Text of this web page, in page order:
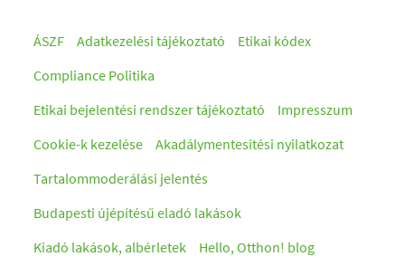
ÁSZF Adatkezelési tájékoztató
Etikai kódex
Compliance Politika
Etikai bejelentési rendszer tájékoztató
Impresszum
Cookie-k kezelése
Akadálymentesítési nyilatkozat
Tartalommoderálási jelentés
Budapesti újépítésű eladó lakások
Kiadó lakások, albérletek
Hello, Otthon! blog